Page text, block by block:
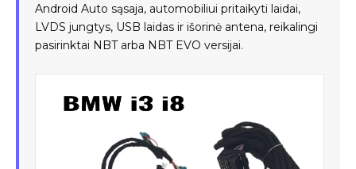
Android Auto sąsaja, automobiliui pritaikyti laidai,
LVDS jungtys, USB laidas ir išorinė antena, reikalingi
pasirinktai NBT arba NBT EVO versijai.